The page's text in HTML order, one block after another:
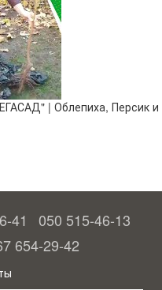
| Облепиха, Персик и
41
050 515-46-13
654-29-42